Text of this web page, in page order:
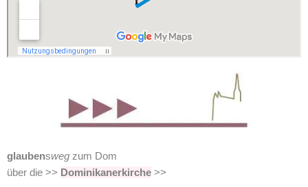
glaubensweg zum Dom
über die >> Dominikanerkirche >>